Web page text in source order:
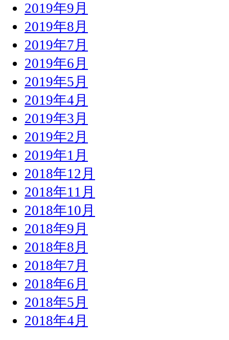
2019年9月
2019年8月
2019年7月
2019年6月
2019年5月
2019年4月
2019年3月
2019年2月
2019年1月
2018年12月
2018年11月
2018年10月
2018年9月
2018年8月
2018年7月
2018年6月
2018年5月
2018年4月